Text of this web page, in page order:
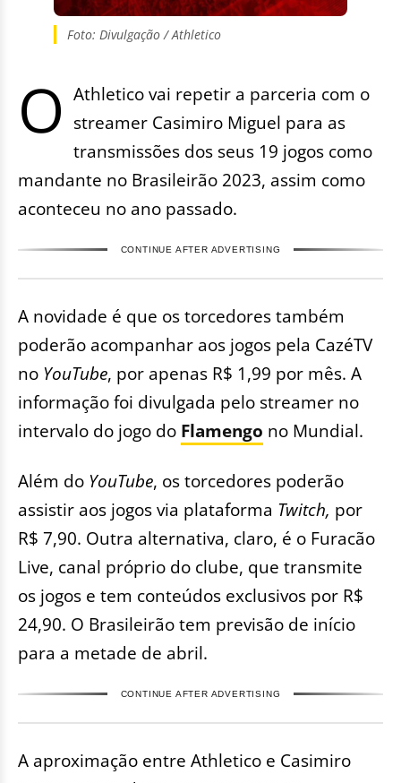
Foto: Divulgação / Athletico
O Athletico vai repetir a parceria com o
streamer Casimiro Miguel para as
transmissões dos seus 19 jogos como
mandante no Brasileirão 2023, assim como
aconteceu no ano passado.
CONTINUE AFTER ADVERTISING
A novidade é que os torcedores também
poderão acompanhar aos jogos pela CazéTV
no YouTube, por apenas R$ 1,99 por mês. A
informação foi divulgada pelo streamer no
intervalo do jogo do Flamengo no Mundial.
Além do YouTube, os torcedores poderão
assistir aos jogos via plataforma Twitch, por
R$ 7,90. Outra alternativa, claro, é o Furacão
Live, canal próprio do clube, que transmite
os jogos e tem conteúdos exclusivos por R$
24,90. O Brasileirão tem previsão de início
para a metade de abril.
CONTINUE AFTER ADVERTISING
A aproximação entre Athletico e Casimiro